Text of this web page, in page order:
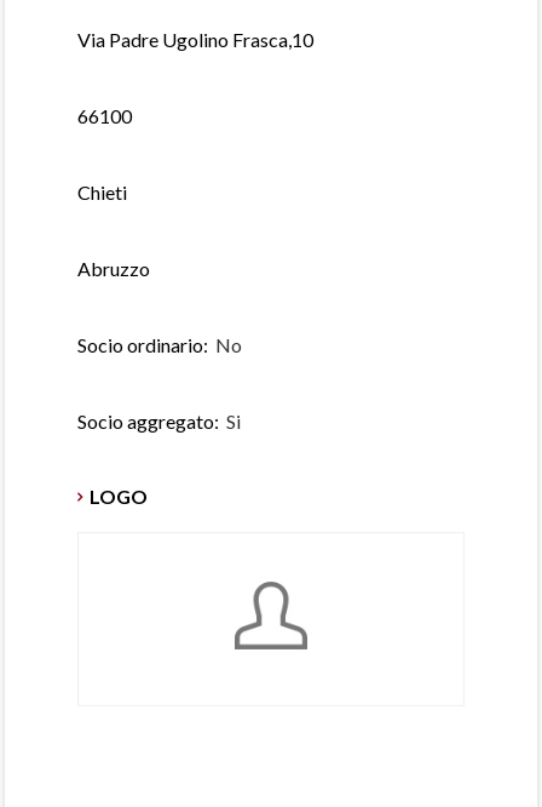
Via Padre Ugolino Frasca,10
66100
Chieti
Abruzzo
Socio ordinario: No
Socio aggregato: Si
LOGO